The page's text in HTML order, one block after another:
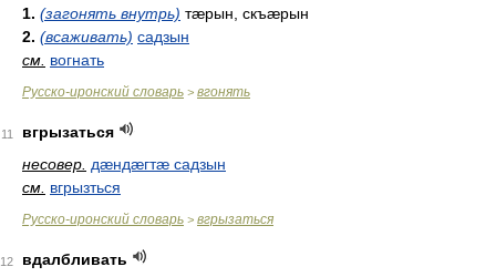
1. (загонять внутрь) тæрын, скъæрын
2. (всаживать) садзын
см. вогнать
Русско-иронский словарь > вгонять
11
вгрызаться
несовер. дæндæгтæ садзын
см. вгрызться
Русско-иронский словарь > вгрызаться
12 вдалбливать